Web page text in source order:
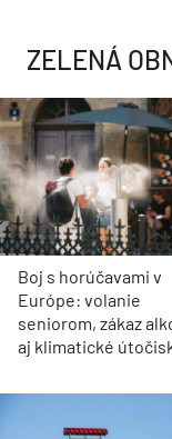
ZELENÁ
Boj s horúčavami v
Európe: volanie
seniorom, zákaz
aj klimatické